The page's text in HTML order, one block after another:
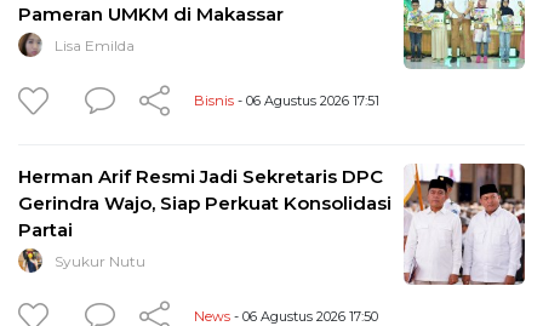
Pameran UMKM di Makassar
Lisa Emilda
Bisnis - 06 Agustus 2026 17:51
Herman Arif Resmi Jadi Sekretaris DPC
Gerindra Wajo, Siap Perkuat Konsolidasi
Partai
Syukur Nutu
News - 06 Agustus 2026 17:50